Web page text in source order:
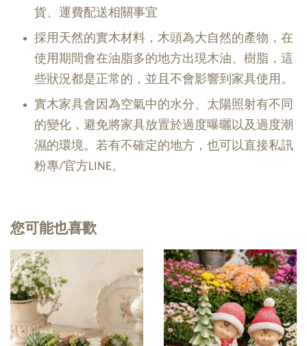
貨、運費配送相關事宜
採用天然的實木材料，木頭為大自然的產物，在
使用期間會在油脂多的地方出現木油、樹脂，這
些狀況都是正常的，並且不會影響到家具使用。
實木家具會因為空氣中的水分、太陽照射有不同
的變化，避免將家具放置於過度曝曬以及過度潮
濕的環境。若有不確定的地方，也可以直接私訊
粉專/官方LINE。
您可能也喜歡